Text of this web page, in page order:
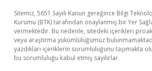
Sitemiz, 5651 Sayılı Kanun gereğince Bilgi
Kurumu (BTK) tarafından onaylanmış bir Yer
vermektedir. Bu nedenle, sitedeki içerikleri
veya araştırma yükümlülüğümüz
yazdıkları içeriklerin sorumluluğunu taşımakta
bu sorumluluğu kabul etmiş sayılırlar.